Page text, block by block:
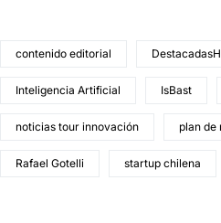
contenido editorial
Inteligencia Artificial IsBast
noticias tour innovación plan de
Rafael Gotelli startup chilena